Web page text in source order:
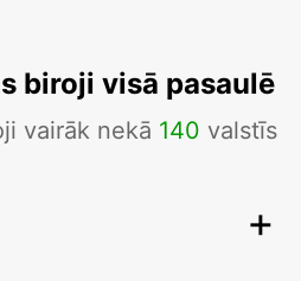
biroji visā pasaulē
vairāk nekā 140 valstīs